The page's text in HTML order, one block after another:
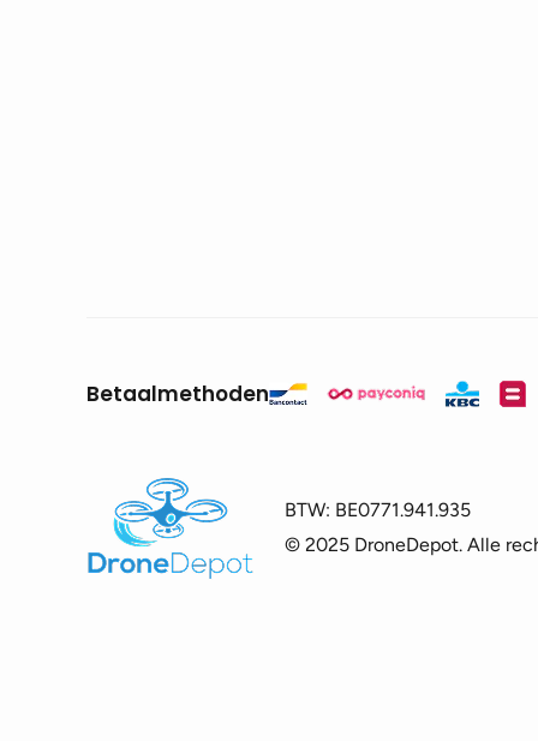
Betaalmethoden
BTW: BE0771.941.935
© 2025 DroneDepot. Alle